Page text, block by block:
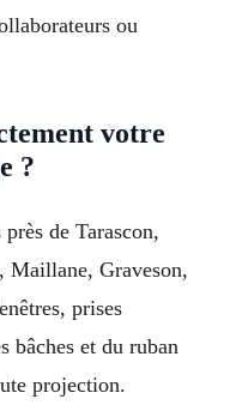
ou
votre
?
de Tarascon,
Maillane, Graveson,
prises
bâches et du ruban
projection.